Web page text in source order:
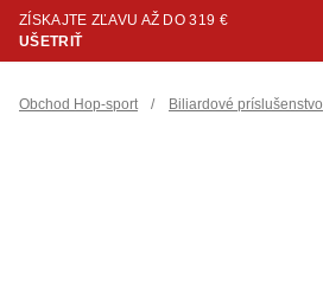
ZÍSKAJTE ZĽAVU AŽ DO 319 €
UŠETRIŤ
Obchod Hop-sport / Biliardové príslušenstvo